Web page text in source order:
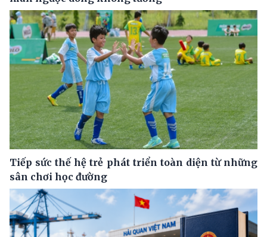
Tiếp sức thế hệ trẻ phát triển toàn diện từ những
sân chơi học đường